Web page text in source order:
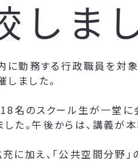
ま
に勤務する行政職員を対
しました。
名のスクール生が一堂
た。午後からは、講義が
に加え、「公共空間分野